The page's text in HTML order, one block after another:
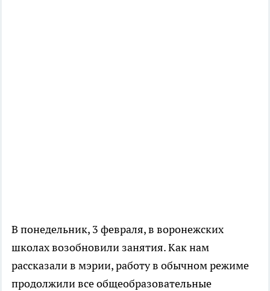
В понедельник, 3 февраля, в воронежских
школах возобновили занятия. Как нам
рассказали в мэрии, работу в обычном режиме
продолжили все общеобразовательные